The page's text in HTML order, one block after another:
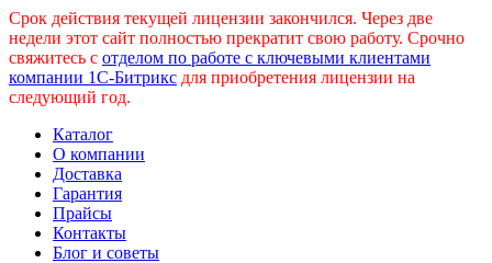
Срок действия текущей лицензии закончился. Через две
недели этот сайт полностью прекратит свою работу. Срочно
свяжитесь с отделом по работе с ключевыми клиентами
компании 1С-Битрикс для приобретения лицензии на
следующий год.
Каталог
О компании
Доставка
Гарантия
Прайсы
Контакты
Блог и советы